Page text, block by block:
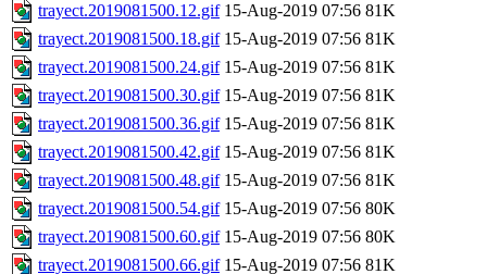
trayect.2019081500.12.gif 15-Aug-2019 07:56 81K
trayect.2019081500.18.gif 15-Aug-2019 07:56 81K
trayect.2019081500.24.gif 15-Aug-2019 07:56 81K
trayect.2019081500.30.gif 15-Aug-2019 07:56 81K
trayect.2019081500.36.gif 15-Aug-2019 07:56 81K
trayect.2019081500.42.gif 15-Aug-2019 07:56 81K
trayect.2019081500.48.gif 15-Aug-2019 07:56 81K
trayect.2019081500.54.gif 15-Aug-2019 07:56 80K
trayect.2019081500.60.gif 15-Aug-2019 07:56 80K
trayect.2019081500.66.gif 15-Aug-2019 07:56 81K